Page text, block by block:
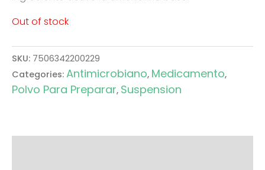
Out of stock
SKU: 7506342200229
Categories: Antimicrobiano, Medicamento,
Polvo Para Preparar, Suspension